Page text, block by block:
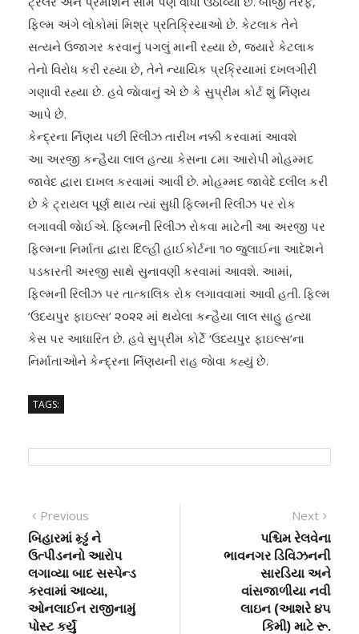
ફિલ્મ અંગે લોકોમાં મિશ્ર પ્રતિક્રિયાઓ છે. કેટલાક તેને
સત્યને ઉજાગર કરવાનું પગલું માની રહ્યા છે, જ્યારે કેટલાક
તેનો વિરોધ કરી રહ્યા છે, તેને ન્યાયિક પ્રક્રિયામાં દખલગીરી
ગણાવી રહ્યા છે. હવે જાેવાનું એ છે કે સુપ્રીમ કોર્ટ શું ર્નિણય
આપે છે.
કેન્દ્રના ર્નિણય પછી રિલીઝ તારીખ નક્કી કરવામાં આવશે
આ અરજી કન્હૈયા લાલ હત્યા કેસના ૮મા આરોપી મોહમ્મદ
જાવેદ દ્વારા દાખલ કરવામાં આવી છે. મોહમ્મદ જાવેદે દલીલ કરી
છે કે ટ્રાયલ પૂર્ણ થાય ત્યાં સુધી ફિલ્મની રિલીઝ પર રોક
લગાવવી જાેઈએ. ફિલ્મની રિલીઝ રોકવા માટેની આ અરજી પર
ફિલ્મના નિર્માતા દ્વારા દિલ્હી હાઈકોર્ટના ૧૦ જુલાઈના આદેશને
પડકારતી અરજી સાથે સુનાવણી કરવામાં આવશે. આમાં,
ફિલ્મની રિલીઝ પર તાત્કાલિક રોક લગાવવામાં આવી હતી. ફિલ્મ
‘ઉદયપુર ફાઇલ્સ‘ ૨૦૨૨ માં થયેલા કન્હૈયા લાલ સાહુ હત્યા
કેસ પર આધારિત છે. હવે સુપ્રીમ કોર્ટે ‘ઉદયપુર ફાઇલ્સ‘ના
નિર્માતાઓને કેન્દ્રના ર્નિણયની રાહ જાેવા કહ્યું છે.
TAGS:
Post
navigation
Previous
post:
બિહારમાં મ્ર્ડ્ઢં ને
ઉત્પીડનનો આરોપ
લગાવ્યા બાદ સસ્પેન્ડ
કરવામાં આવ્યા,
ઓનલાઈન રાજીનામું
પોસ્ટ કર્યું
Next
post:
પશ્ચિમ રેલવેના
ભાવનગર ડિવિઝનની
સારડિયા અને
વાંસજાળીયા નવી
લાઇન (આશરે ૪૫
કિમી) માટે રૂ.